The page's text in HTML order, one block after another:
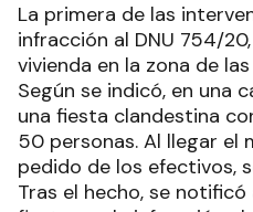
La primera de las
infracción al DNU 754/
vivienda en la zona de
Según se indicó, en una
una fiesta clandestina
50 personas. Al llegar el
pedido de los efectivos,
Tras el hecho, se